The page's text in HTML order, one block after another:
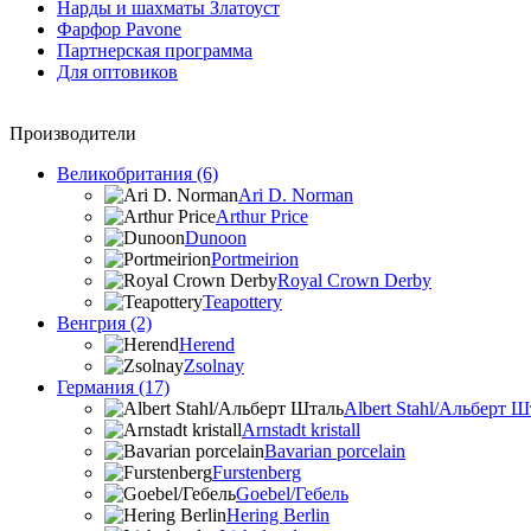
Нарды и шахматы Златоуст
Фарфор Pavone
Партнерская программа
Для оптовиков
Производители
Великобритания (6)
Ari D. Norman
Arthur Price
Dunoon
Portmeirion
Royal Crown Derby
Teapottery
Венгрия (2)
Herend
Zsolnay
Германия (17)
Albert Stahl/Альбеpт
Arnstadt kristall
Bavarian porcelain
Furstenberg
Goebel/Гебель
Hering Berlin